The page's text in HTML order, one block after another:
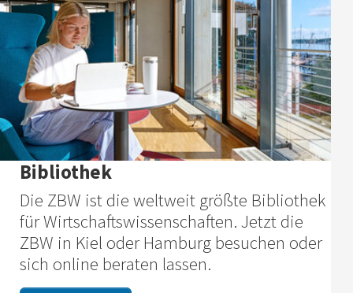
Bibliothek
Die ZBW ist die weltweit größte Bibliothek
für Wirtschafts­wissenschaften. Jetzt die
ZBW in Kiel oder Hamburg besuchen oder
sich online beraten lassen.